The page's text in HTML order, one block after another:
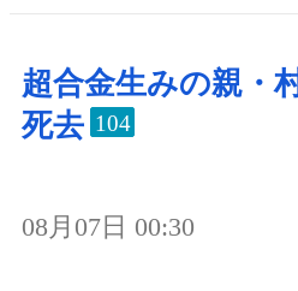
超合金生みの親・
死去 104
08月07日 00:30